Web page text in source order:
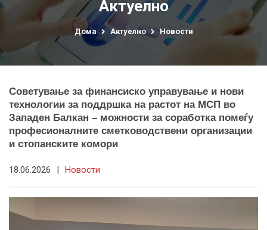
Актуелно
Дома Актуелно Новости
Советување за финансиско управување и нови
технологии за поддршка на растот на МСП во
Западен Балкан – можности за соработка помеѓу
професионалните сметководствени организации
и стопанските комори
18.06.2026 | Новости